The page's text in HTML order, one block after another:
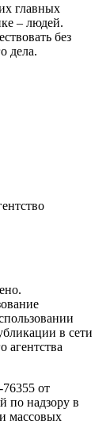
главных
– людей.
без
дела.
в сети
агентства
от
по надзору в
массовых